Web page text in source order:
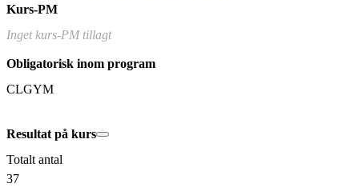
Kurs-PM
Inget kurs-PM tillagt
Obligatorisk inom program
CLGYM
Resultat på kurs
Totalt antal
37